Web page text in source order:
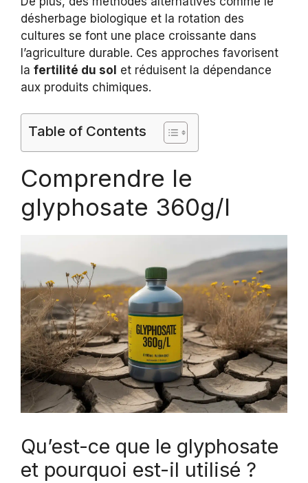
désherbage biologique et la rotation des
cultures se font une place croissante dans
l’agriculture durable. Ces approches favorisent
la fertilité du sol et réduisent la dépendance
aux produits chimiques.
Table of Contents
Comprendre le
glyphosate 360g/l
Qu’est-ce que le glyphosate
et pourquoi est-il utilisé ?